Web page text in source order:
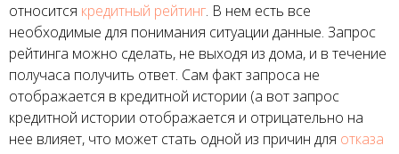
относится кредитный рейтинг. В нем есть все
необходимые для понимания ситуации данные. Запрос
рейтинга можно сделать, не выходя из дома, и в течение
получаса получить ответ. Сам факт запроса не
отображается в кредитной истории (а вот запрос
кредитной истории отображается и отрицательно на
нее влияет, что может стать одной из причин для отказа